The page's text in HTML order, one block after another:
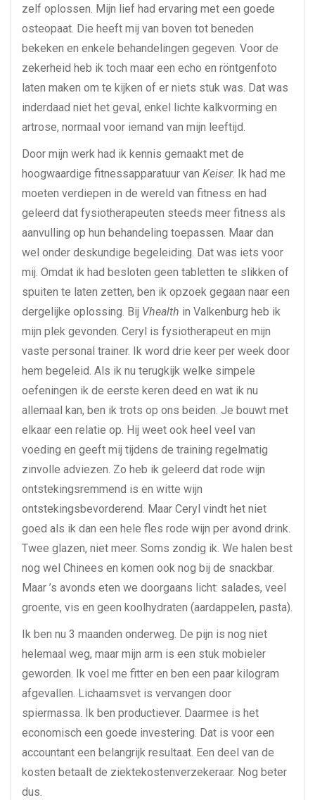
zelf oplossen. Mijn lief had ervaring met een goede
osteopaat. Die heeft mij van boven tot beneden
bekeken en enkele behandelingen gegeven. Voor de
zekerheid heb ik toch maar een echo en röntgenfoto
laten maken om te kijken of er niets stuk was. Dat was
inderdaad niet het geval, enkel lichte kalkvorming en
artrose, normaal voor iemand van mijn leeftijd.
Door mijn werk had ik kennis gemaakt met de
hoogwaardige fitnessapparatuur van Keiser. Ik had me
moeten verdiepen in de wereld van fitness en had
geleerd dat fysiotherapeuten steeds meer fitness als
aanvulling op hun behandeling toepassen. Maar dan
wel onder deskundige begeleiding. Dat was iets voor
mij. Omdat ik had besloten geen tabletten te slikken of
spuiten te laten zetten, ben ik opzoek gegaan naar een
dergelijke oplossing. Bij Vhealth in Valkenburg heb ik
mijn plek gevonden. Ceryl is fysiotherapeut en mijn
vaste personal trainer. Ik word drie keer per week door
hem begeleid. Als ik nu terugkijk welke simpele
oefeningen ik de eerste keren deed en wat ik nu
allemaal kan, ben ik trots op ons beiden. Je bouwt met
elkaar een relatie op. Hij weet ook heel veel van
voeding en geeft mij tijdens de training regelmatig
zinvolle adviezen. Zo heb ik geleerd dat rode wijn
ontstekingsremmend is en witte wijn
ontstekingsbevorderend. Maar Ceryl vindt het niet
goed als ik dan een hele fles rode wijn per avond drink.
Twee glazen, niet meer. Soms zondig ik. We halen best
nog wel Chinees en komen ook nog bij de snackbar.
Maar ’s avonds eten we doorgaans licht: salades, veel
groente, vis en geen koolhydraten (aardappelen, pasta).
Ik ben nu 3 maanden onderweg. De pijn is nog niet
helemaal weg, maar mijn arm is een stuk mobieler
geworden. Ik voel me fitter en ben een paar kilogram
afgevallen. Lichaamsvet is vervangen door
spiermassa. Ik ben productiever. Daarmee is het
economisch een goede investering. Dat is voor een
accountant een belangrijk resultaat. Een deel van de
kosten betaalt de ziektekostenverzekeraar. Nog beter
dus.